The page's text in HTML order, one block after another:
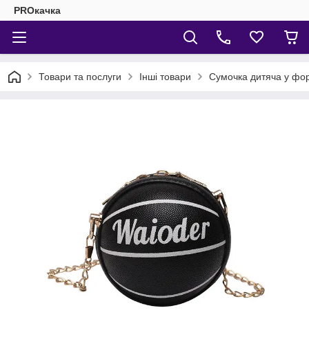
PROкачка
Товари та послуги Інші товари Сумочка дитяча у